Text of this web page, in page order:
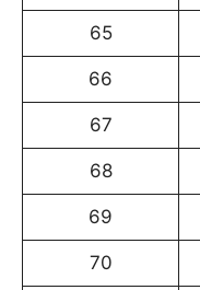
65
66
67
68
69
70